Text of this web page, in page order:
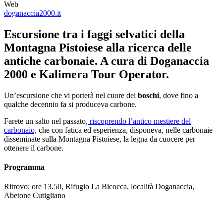
Web
doganaccia2000.it
Escursione tra i faggi selvatici della
Montagna Pistoiese alla ricerca delle
antiche carbonaie. A cura di Doganaccia
2000 e Kalimera Tour Operator.
Un’escursione che vi porterà nel cuore dei boschi, dove fino a
qualche decennio fa si produceva carbone.
Farete un salto nel passato, riscoprendo l’antico mestiere del
carbonaio, che con fatica ed esperienza, disponeva, nelle carbonaie
disseminate sulla Montagna Pistoiese, la legna da cuocere per
ottenere il carbone.
Programma
Ritrovo: ore 13.50, Rifugio La Bicocca, località Doganaccia,
Abetone Cutigliano